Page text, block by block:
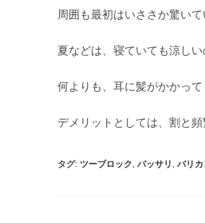
周囲も最初はいささか驚い
夏などは、寝ていても涼しい
何よりも、耳に髪がかかっ
デメリットとしては、割と
タグ: ツーブロック, バッサリ, バリカ